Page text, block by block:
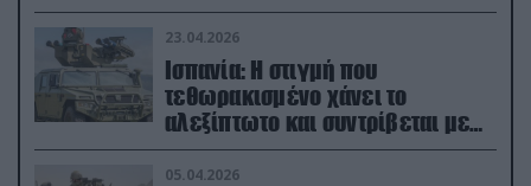
23.04.2026
Ισπανία: Η στιγμή που
τεθωρακισμένο χάνει το
αλεξίπτωτο και συντρίβεται με
ορμή στο έδαφος (βίντεο)
05.04.2026